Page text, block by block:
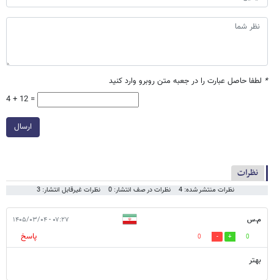
* لطفا حاصل عبارت را در جعبه متن روبرو وارد کنید
4 + 12 =
ارسال
نظرات
نظرات منتشر شده: 4 نظرات در صف انتشار: 0 نظرات غیرقابل انتشار: 3
م.س ۰۷:۲۷ - ۱۴۰۵/۰۳/۰۴
0
0
پاسخ
بهتر